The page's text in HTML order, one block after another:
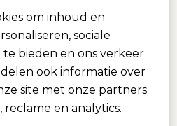
Use the previous and next
om inhoud en
sociale
te bieden en ons verkeer
ook informatie over
site met onze partners
reclame en analytics.